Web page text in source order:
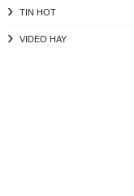
TIN HOT
VIDEO HAY